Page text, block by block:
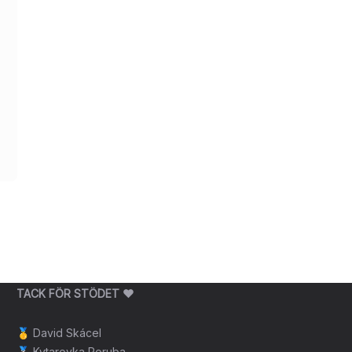
TACK FÖR STÖDET ❤️
🥇 David Skácel